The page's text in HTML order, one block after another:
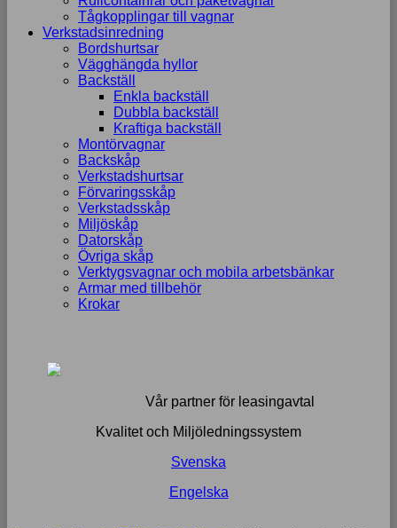
Tågkopplingar till vagnar
Verkstadsinredning
Bordshurtsar
Vägghängda hyllor
Backställ
Enkla backställ
Dubbla backställ
Kraftiga backställ
Montörvagnar
Backskåp
Verkstadshurtsar
Förvaringsskåp
Verkstadsskåp
Miljöskåp
Datorskåp
Övriga skåp
Verktygsvagnar och mobila arbetsbänkar
Armar med tillbehör
Krokar
Vår partner för leasingavtal
Kvalitet och Miljöledningssystem
Svenska
Engelska